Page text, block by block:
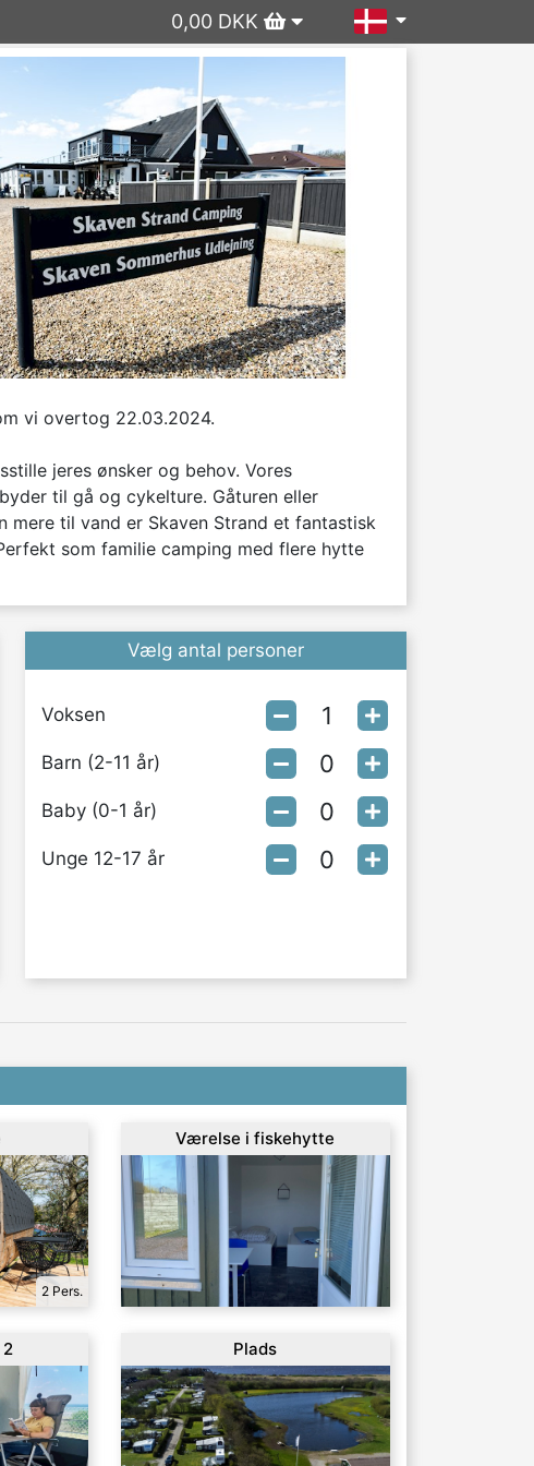
0,00 DKK
vi overtog 22.03.2024.
jeres ønsker og behov. Vores
til gå og cykelture. Gåturen eller
mere til vand er Skaven Strand et fantastisk
som familie camping med flere hytte
Vælg antal personer
Voksen
Barn (2-11 år)
Baby (0-1 år)
Unge 12-17 år
2 Pers.
Værelse i fiskehytte
Plads